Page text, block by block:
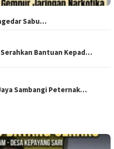
Sabu…
Bantuan Kepad…
Sambangi Peternak…